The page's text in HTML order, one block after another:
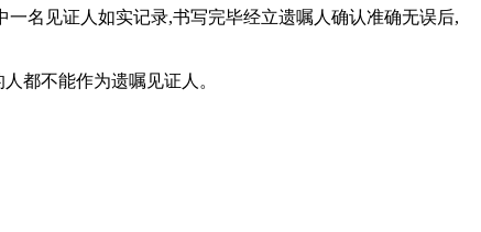
名见证人如实记录,书写完毕经立遗嘱人确认准确无误后,
都不能作为遗嘱见证人。